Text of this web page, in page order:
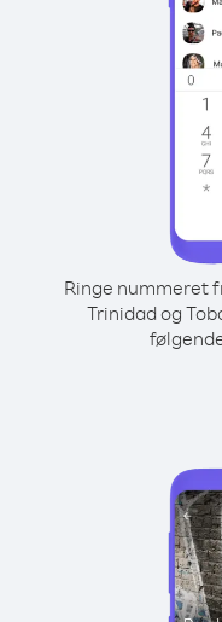
Ringe nummeret
Trinidad og